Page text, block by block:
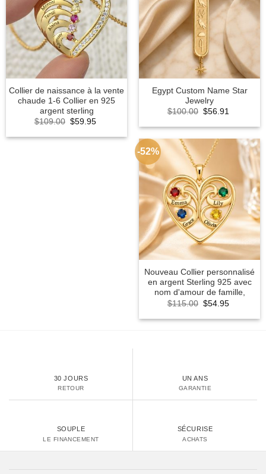
Collier de naissance à la vente
chaude 1-6 Collier en 925
argent sterling
$109.00 Original
was:
$59.95Current
is:
Egypt Custom Name Star
Jewelry
$100.00 Original
was:
$56.91
is:
-52%
Nouveau Collier personnalisé
en argent Sterling 925 avec
nom d'amour de famille,
$115.00 Original
was:
$54.95Current
is:
30 JOURS
RETOUR
UN ANS
GARANTIE
SOUPLE
LE FINANCEMENT
SÉCURISE
ACHATS